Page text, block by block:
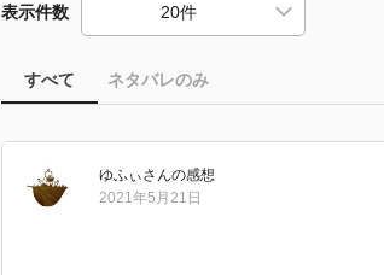
表示件数
すべて ネタバレのみ
ゆふぃさんの感想
2021年5月21日